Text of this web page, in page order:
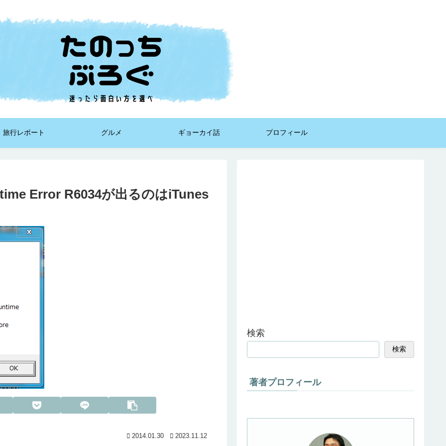
旅行レポート グルメ ギョーカイ話 プロフィール
Error R6034が出るのはiTunes
2014.01.30 2023.11.12
検索
検索
著者プロフィール